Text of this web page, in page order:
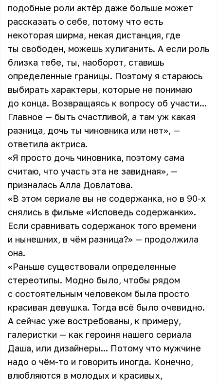
подобные роли актёр даже больше может
рассказать о себе, потому что есть
некоторая ширма, некая дистанция, где
ты свободен, можешь хулиганить. А если роль
близка тебе, ты, наоборот, ставишь
определенные границы. Поэтому я стараюсь
выбирать характеры, которые не понимаю
до конца. Возвращаясь к вопросу об участи...
Главное — быть счастливой, а там уж какая
разница, дочь ты чиновника или нет», —
ответила актриса.
«Я просто дочь чиновника, поэтому сама
считаю, что участь эта не завидная», —
призналась Алла Довлатова.
«В этом сериале вы не содержанка, но в 90-х
снялись в фильме «Исповедь содержанки».
Если сравнивать содержанок того времени
и нынешних, в чём разница?» — продолжила
она.
«Раньше существовали определенные
стереотипы. Модно было, чтобы рядом
с состоятельным человеком была просто
красивая девушка. Тогда всё было очевидно.
А сейчас уже востребованы, к примеру,
галеристки — как героиня нашего сериала
Даша, или дизайнеры... Потому что мужчине
надо о чём-то и говорить иногда. Конечно,
влюбляются в молодых и красивых,